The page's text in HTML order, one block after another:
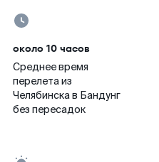
около 10 часов
Среднее время
перелета из
Челябинска в Бандунг
без пересадок